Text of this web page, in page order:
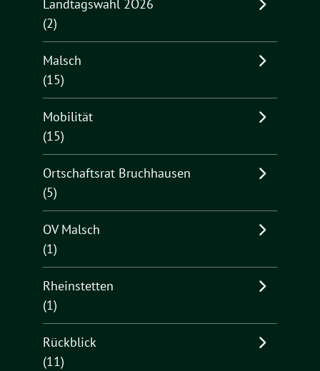
Landtagswahl 2Ö26
(2)
Malsch
(15)
Mobilität
(15)
Ortschaftsrat Bruchhausen
(5)
OV Malsch
(1)
Rheinstetten
(1)
Rückblick
(11)